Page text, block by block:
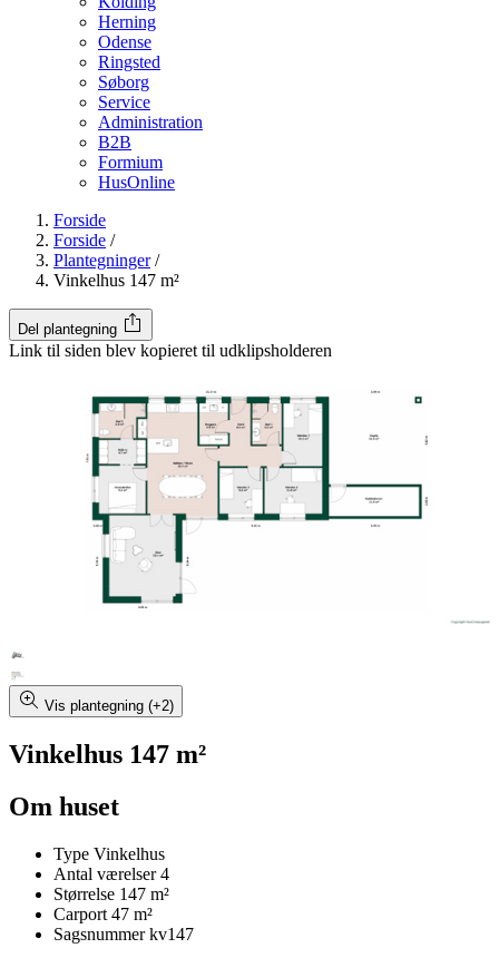
Herning
Odense
Ringsted
Søborg
Service
Administration
B2B
Formium
HusOnline
Forside
Forside /
Plantegninger /
Vinkelhus 147 m²
Del plantegning
Link til siden blev kopieret til udklipsholderen
Vis plantegning (+2)
Vinkelhus 147 m²
Om huset
Type Vinkelhus
Antal værelser 4
Størrelse 147 m²
Carport 47 m²
Sagsnummer kv147